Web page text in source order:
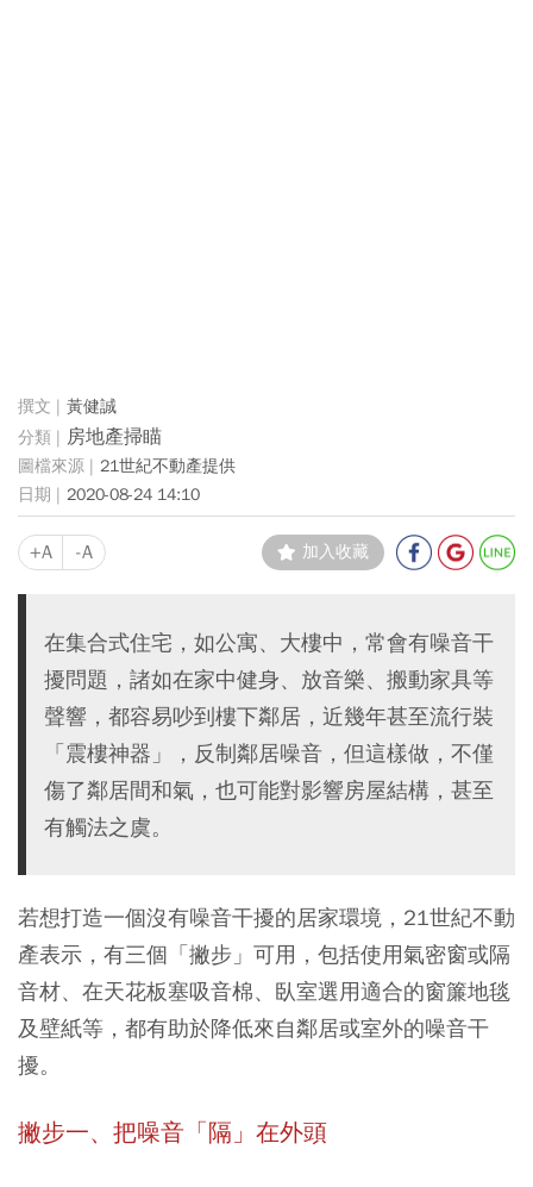
黃健誠
房地產掃瞄
21世紀不動產提供
2020-08-24 14:10
+A -A 加入收藏
在集合式住宅，如公寓、大樓中，常會有噪音干
擾問題，諸如在家中健身、放音樂、搬動家具等
聲響，都容易吵到樓下鄰居，近幾年甚至流行裝
「震樓神器」，反制鄰居噪音，但這樣做，不僅
傷了鄰居間和氣，也可能對影響房屋結構，甚至
有觸法之虞。
若想打造一個沒有噪音干擾的居家環境，21世紀不動
產表示，有三個「撇步」可用，包括使用氣密窗或隔
音材、在天花板塞吸音棉、臥室選用適合的窗簾地毯
及壁紙等，都有助於降低來自鄰居或室外的噪音干
擾。
撇步一、把噪音「隔」在外頭